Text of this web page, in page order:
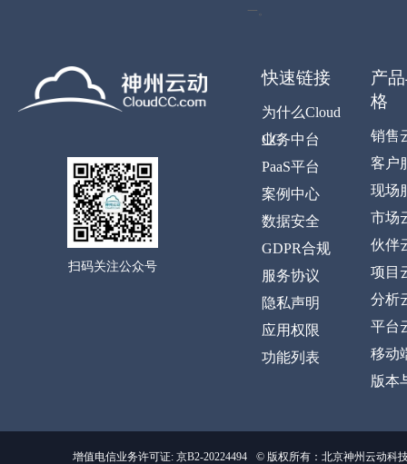
一。
扫码关注公众号
快速链接
为什么Cloud
CC
业务中台
PaaS平台
案例中心
数据安全
GDPR合规
服务协议
隐私声明
应用权限
功能列表
产
格
销售
客户
现场
市场
伙伴
项目
分析
平台
移动
版本
增值电信业务许可证: 京B2-20224494 © 版权所有：北京神州云动科